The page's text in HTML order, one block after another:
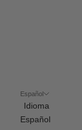
Español
Idioma
Español